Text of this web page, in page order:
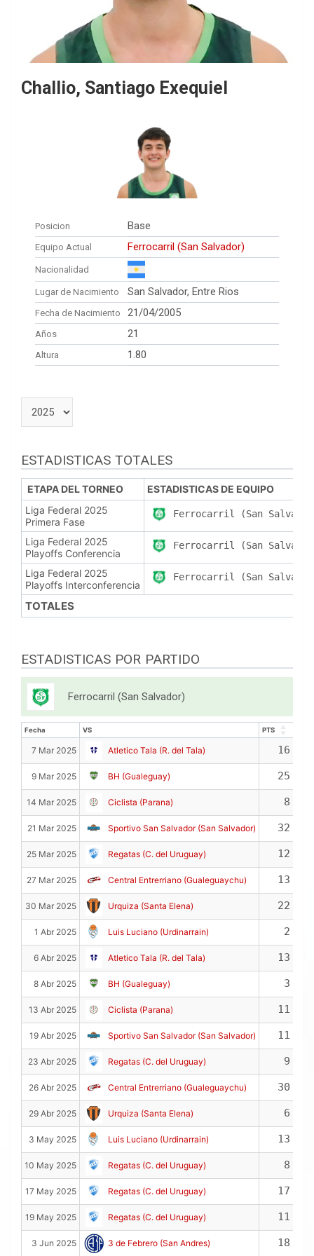
Challio, Santiago Exequiel
Posicion Base
Equipo Actual Ferrocarril (San Salvador)
Nacionalidad
Lugar de Nacimiento San Salvador, Entre Rios
Fecha de Nacimiento 21/04/2005
Años 21
Altura 1.80
ESTADISTICAS TOTALES
ETAPA DEL TORNEO
ESTADISTICAS DE EQUIPO
Liga Federal 2025
Primera Fase
Ferrocarril (San
Liga Federal 2025
Playoffs Conferencia
Ferrocarril (San
Liga Federal 2025
Playoffs Interconferencia
Ferrocarril (San
TOTALES
ESTADISTICAS POR PARTIDO
Ferrocarril (San Salvador)
Fecha VS PTS
7 Mar 2025 Atletico Tala (R. del Tala) 16
9 Mar 2025 BH (Gualeguay) 25
14 Mar 2025 Ciclista (Parana) 8
21 Mar 2025 Sportivo San Salvador (San Salvador) 32
25 Mar 2025 Regatas (C. del Uruguay) 12
27 Mar 2025 Central Entrerriano (Gualeguaychu) 13
30 Mar 2025 Urquiza (Santa Elena) 22
1 Abr 2025 Luis Luciano (Urdinarrain) 2
6 Abr 2025 Atletico Tala (R. del Tala) 13
8 Abr 2025 BH (Gualeguay) 3
13 Abr 2025 Ciclista (Parana) 11
19 Abr 2025 Sportivo San Salvador (San Salvador) 11
23 Abr 2025 Regatas (C. del Uruguay) 9
26 Abr 2025 Central Entrerriano (Gualeguaychu) 30
29 Abr 2025 Urquiza (Santa Elena) 6
3 May 2025 Luis Luciano (Urdinarrain) 13
10 May 2025 Regatas (C. del Uruguay) 8
17 May 2025 Regatas (C. del Uruguay) 17
19 May 2025 Regatas (C. del Uruguay) 11
3 Jun 2025 3 de Febrero (San Andres) 18